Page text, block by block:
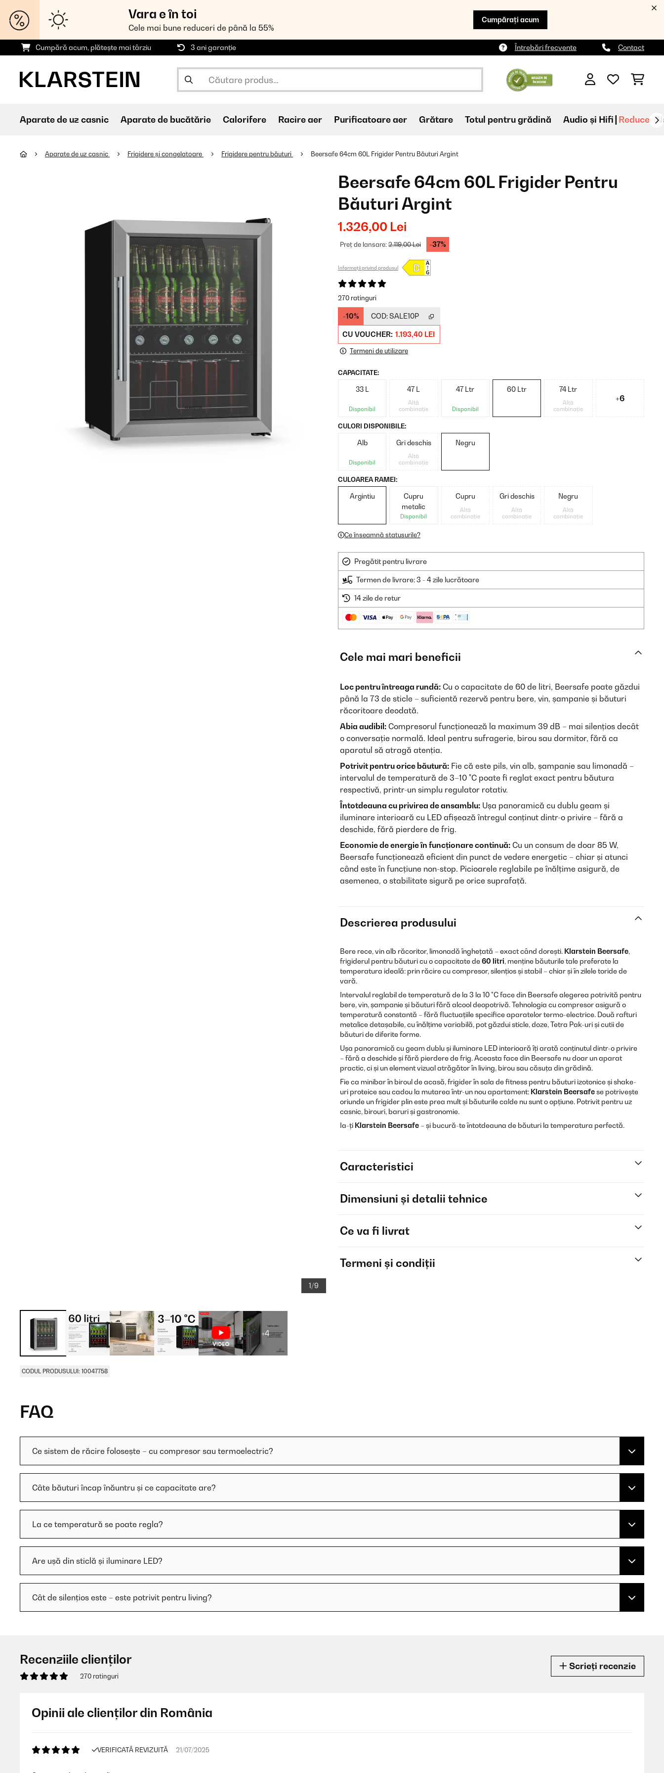
Vara e în toi
Cele mai bune reduceri de până la 55%
Cumpărați acum
Cumpără acum, plătește mai târziu 3 ani garanție Întrebări frecvente Contact
Aparate de uz casnic Aparate de bucătărie Calorifere Racire aer Purificatoare aer Grătare Totul pentru grădină Audio și Hifi Reduceri
Aparate de uz casnic Frigidere și congelatoare Frigidere pentru băuturi Beersafe 64cm 60L Frigider Pentru Băuturi Argint
1/9
+4
CODUL PRODUSULUI: 10047758
Beersafe 64cm 60L Frigider Pentru
Băuturi Argint
1.326,00 Lei
Preț de lansare:2.119,00 Lei -37%
Informații privind produsul
270 ratinguri
-10% COD:SALE10P
CU VOUCHER: 1.193,40 LEI
Termeni de utilizare
CAPACITATE:
33 L
Disponibil
47 L
Altă
combinație
47 Ltr
Disponibil
60 Ltr 74 Ltr
Altă
combinație
+6
CULORI DISPONIBILE:
Alb
Disponibil
Gri deschis
Altă
combinație
Negru
CULOAREA RAMEI:
Argintiu
Cupru
metalic
Disponibil
Cupru
Altă
combinație
Gri deschis
Altă
combinație
Negru
Altă
combinație
Ce înseamnă statusurile?
Pregătit pentru livrare
Termen de livrare: 3 - 4 zile lucrătoare
14 zile de retur
Cele mai mari beneficii
Loc pentru întreaga rundă: Cu o capacitate de 60 de litri, Beersafe poate găzdui
până la 73 de sticle – suficientă rezervă pentru bere, vin, șampanie și băuturi
răcoritoare deodată.
Abia audibil: Compresorul funcționează la maximum 39 dB – mai silențios decât
o conversație normală. Ideal pentru sufragerie, birou sau dormitor, fără ca
aparatul să atragă atenția.
Potrivit pentru orice băutură: Fie că este pils, vin alb, șampanie sau limonadă –
intervalul de temperatură de 3–10 °C poate fi reglat exact pentru băutura
respectivă, printr-un simplu regulator rotativ.
Întotdeauna cu privirea de ansamblu: Ușa panoramică cu dublu geam și
iluminare interioară cu LED afișează întregul conținut dintr-o privire – fără a
deschide, fără pierdere de frig.
Economie de energie în funcționare continuă: Cu un consum de doar 85 W,
Beersafe funcționează eficient din punct de vedere energetic – chiar și atunci
când este în funcțiune non-stop. Picioarele reglabile pe înălțime asigură, de
asemenea, o stabilitate sigură pe orice suprafață.
Descrierea produsului
Bere rece, vin alb răcoritor, limonadă înghețată – exact când dorești. Klarstein Beersafe,
frigiderul pentru băuturi cu o capacitate de60 litri, menține băuturile tale preferate la
temperatura ideală: prin răcire cu compresor, silențios și stabil – chiar și în zilele toride de
vară.
Intervalul reglabil de temperatură de la 3 la 10 °C face din Beersafe alegerea potrivită pentru
bere, vin, șampanie și băuturi fără alcool deopotrivă. Tehnologia cu compresor asigură o
temperatură constantă – fără fluctuațiile specifice aparatelor termo-electrice. Două rafturi
metalice detașabile, cu înălțime variabilă, pot găzdui sticle, doze, Tetra Pak-uri și cutii de
băuturi de diferite forme.
Ușa panoramică cu geam dublu și iluminare LED interioară îți arată conținutul dintr-o privire
– fără a deschide și fără pierdere de frig. Aceasta face din Beersafe nu doar un aparat
practic, ci și un element vizual atrăgător în living, birou sau căsuța din grădină.
Fie ca minibar în biroul de acasă, frigider în sala de fitness pentru băuturi izotonice și shake-
uri proteice sau cadou la mutarea într-un nou apartament: Klarstein Beersafese potrivește
oriunde un frigider plin este prea mult și băuturile calde nu sunt o opțiune. Potrivit pentru uz
casnic, birouri, baruri și gastronomie.
Ia-ți Klarstein Beersafe – și bucură-te întotdeauna de băuturi la temperatura perfectă.
Caracteristici
Dimensiuni și detalii tehnice
Ce va fi livrat
Termeni și condiții
FAQ
Ce sistem de răcire folosește – cu compresor sau termoelectric?
Câte băuturi încap înăuntru și ce capacitate are?
La ce temperatură se poate regla?
Are ușă din sticlă și iluminare LED?
Cât de silențios este – este potrivit pentru living?
Recenziile clienților
270 ratinguri
Scrieți recenzie
Opinii ale clienților din România
VERIFICATĂ REVIZUITĂ 21/07/2025